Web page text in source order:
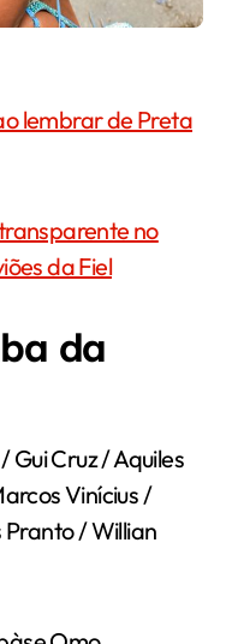
lembrar de Preta
no
da Fiel
da
Cruz / Aquiles
Vinícius /
/ Willian